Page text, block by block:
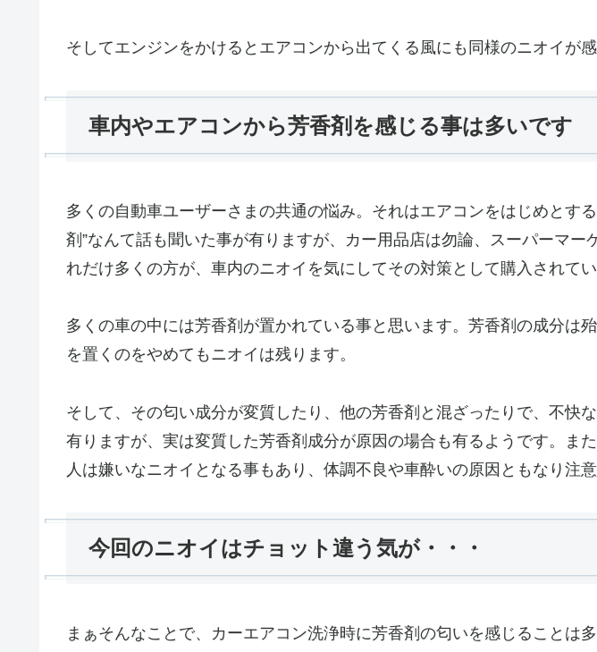
そしてエンジンをかけるとエアコンから出てくる風にも同様のニオイが感
車内やエアコンから芳香剤を感じる事は多いです
多くの自動車ユーザーさまの共通の悩み。それはエアコンをはじめとす
剤”なんて話も聞いた事が有りますが、カー用品店は勿論、スーパーマ
れだけ多くの方が、車内のニオイを気にしてその対策として購入されて
多くの車の中には芳香剤が置かれている事と思います。芳香剤の成分は
を置くのをやめてもニオイは残ります。
そして、その匂い成分が変質したり、他の芳香剤と混ざったりで、不快
有りますが、実は変質した芳香剤成分が原因の場合も有るようです。ま
人は嫌いなニオイとなる事もあり、体調不良や車酔いの原因ともなり注意
今回のニオイはチョット違う気が・・・
まぁそんなことで、カーエアコン洗浄時に芳香剤の匂いを感じることは